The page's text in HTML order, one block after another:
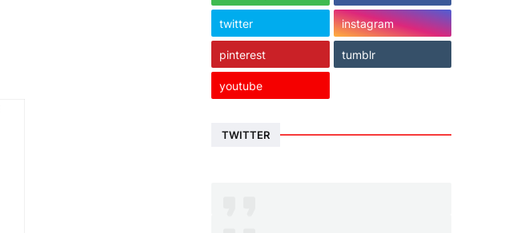
twitter instagram
pinterest tumblr
youtube
TWITTER